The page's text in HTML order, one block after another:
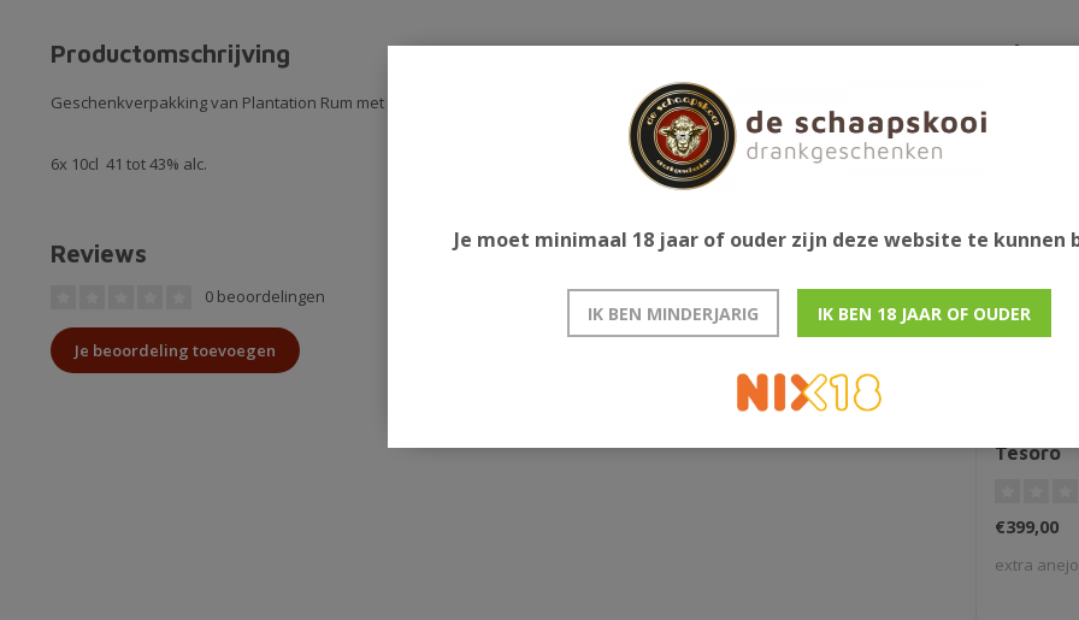
Productomschrijving
Geschenkverpakking van Plantation Rum met daarin 6 verschillende uitvoeringen rum.
6x 10cl 41 tot 43% alc.
Reviews
0 beoordelingen
Je beoordeling toevoegen
Tesoro
€399,00
extra
Je moet minimaal 18 jaar of ouder zijn deze website te kunnen
IK BEN MINDERJARIG IK BEN 18 JAAR OF OUDER